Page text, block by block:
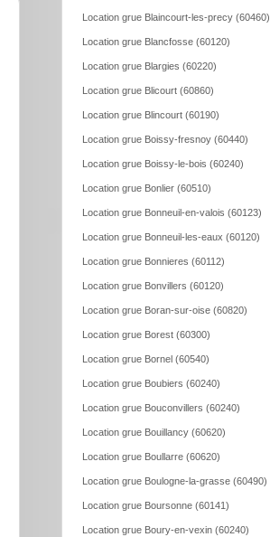
Location grue Blaincourt-les-precy (60460)
Location grue Blancfosse (60120)
Location grue Blargies (60220)
Location grue Blicourt (60860)
Location grue Blincourt (60190)
Location grue Boissy-fresnoy (60440)
Location grue Boissy-le-bois (60240)
Location grue Bonlier (60510)
Location grue Bonneuil-en-valois (60123)
Location grue Bonneuil-les-eaux (60120)
Location grue Bonnieres (60112)
Location grue Bonvillers (60120)
Location grue Boran-sur-oise (60820)
Location grue Borest (60300)
Location grue Bornel (60540)
Location grue Boubiers (60240)
Location grue Bouconvillers (60240)
Location grue Bouillancy (60620)
Location grue Boullarre (60620)
Location grue Boulogne-la-grasse (60490)
Location grue Boursonne (60141)
Location grue Boury-en-vexin (60240)